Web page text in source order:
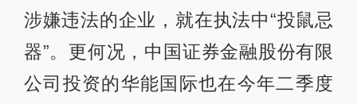
涉嫌违法的企业，就在执法中“投鼠忌
器”。更何况，中国证券金融股份有限
公司投资的华能国际也在今年二季度